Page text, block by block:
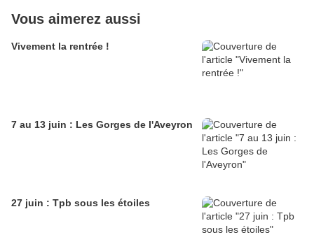
Vous aimerez aussi
Vivement la rentrée !
7 au 13 juin : Les Gorges de l'Aveyron
27 juin : Tpb sous les étoiles